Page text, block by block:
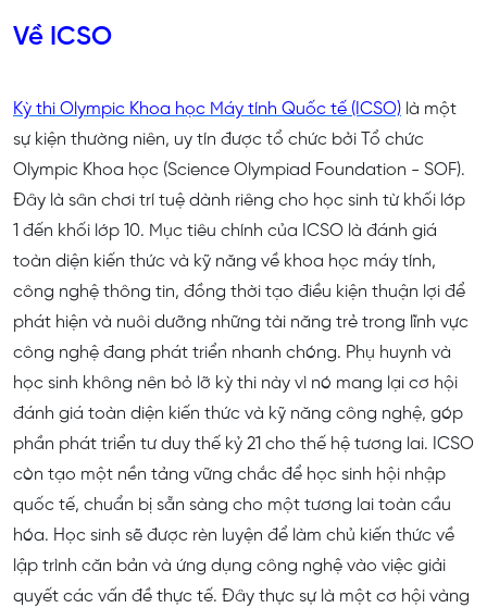
Về ICSO
Kỳ thi Olympic Khoa học Máy tính Quốc tế (ICSO) là một
sự kiện thường niên, uy tín được tổ chức bởi Tổ chức
Olympic Khoa học (Science Olympiad Foundation - SOF).
Đây là sân chơi trí tuệ dành riêng cho học sinh từ khối lớp
1 đến khối lớp 10. Mục tiêu chính của ICSO là đánh giá
toàn diện kiến thức và kỹ năng về khoa học máy tính,
công nghệ thông tin, đồng thời tạo điều kiện thuận lợi để
phát hiện và nuôi dưỡng những tài năng trẻ trong lĩnh vực
công nghệ đang phát triển nhanh chóng. Phụ huynh và
học sinh không nên bỏ lỡ kỳ thi này vì nó mang lại cơ hội
đánh giá toàn diện kiến thức và kỹ năng công nghệ, góp
phần phát triển tư duy thế kỷ 21 cho thế hệ tương lai. ICSO
còn tạo một nền tảng vững chắc để học sinh hội nhập
quốc tế, chuẩn bị sẵn sàng cho một tương lai toàn cầu
hóa. Học sinh sẽ được rèn luyện để làm chủ kiến thức về
lập trình căn bản và ứng dụng công nghệ vào việc giải
quyết các vấn đề thực tế. Đây thực sự là một cơ hội vàng